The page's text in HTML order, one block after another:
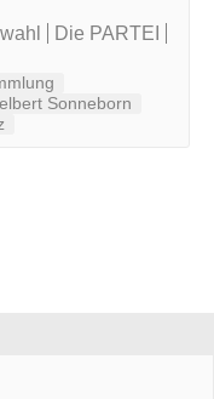
Die PARTEI
Sonneborn